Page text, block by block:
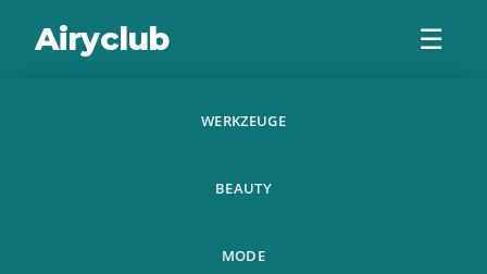
Airyclub ☰
WERKZEUGE
BEAUTY
MODE
Zubehor
Schalthebel